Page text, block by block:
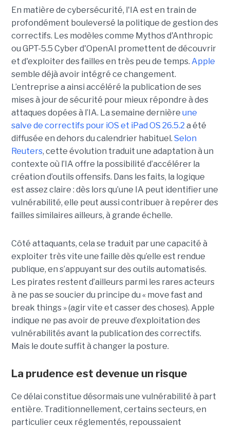
En matière de cybersécurité, l'IA est en train de
profondément bouleversé la politique de gestion des
correctifs. Les modèles comme Mythos d'Anthropic
ou GPT-5.5 Cyber d'OpenAI promettent de découvrir
et d'exploiter des failles en très peu de temps. Apple
semble déjà avoir intégré ce changement.
L’entreprise a ainsi accéléré la publication de ses
mises à jour de sécurité pour mieux répondre à des
attaques dopées à l’IA. La semaine dernière une
salve de correctifs pour iOS et iPad OS 26.5.2 a été
diffusée en dehors du calendrier habituel. Selon
Reuters, cette évolution traduit une adaptation à un
contexte où l’IA offre la possibilité d’accélérer la
création d’outils offensifs. Dans les faits, la logique
est assez claire : dès lors qu’une IA peut identifier une
vulnérabilité, elle peut aussi contribuer à repérer des
failles similaires ailleurs, à grande échelle.
Côté attaquants, cela se traduit par une capacité à
exploiter très vite une faille dès qu’elle est rendue
publique, en s’appuyant sur des outils automatisés.
Les pirates restent d’ailleurs parmi les rares acteurs
à ne pas se soucier du principe du « move fast and
break things » (agir vite et casser des choses). Apple
indique ne pas avoir de preuve d’exploitation des
vulnérabilités avant la publication des correctifs.
Mais le doute suffit à changer la posture.
La prudence est devenue un risque
Ce délai constitue désormais une vulnérabilité à part
entière. Traditionnellement, certains secteurs, en
particulier ceux réglementés, repoussaient